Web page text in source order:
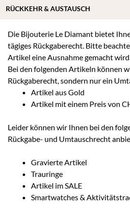
Die Bijouterie Le Diamant bietet
tägiges Rückgaberecht. Bitte
Artikel eine Ausnahme gemacht wird.
Bei den folgenden Artikeln können
Rückgaberecht, sondern nur ein
Artikel aus Gold
Artikel mit einem Preis von
Leider können wir Ihnen bei den
Rückgabe- und Umtauschrecht
Gravierte Artikel
Trauringe
Artikel im SALE
Smartwatches &
RÜCKKEHR & AUSTAUSCH